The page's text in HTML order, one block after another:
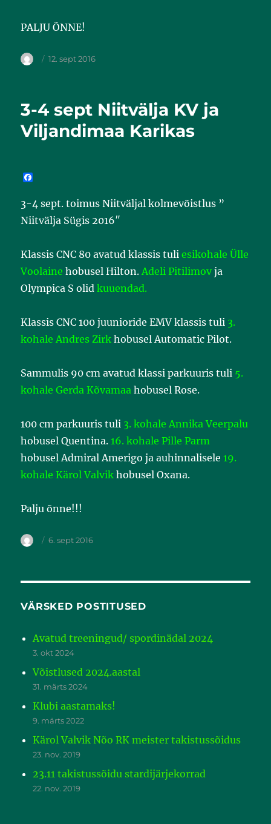
PALJU ÕNNE!
12. sept 2016
3-4 sept Niitvälja KV ja
Viljandimaa Karikas
e
b
o
3-4 sept. toimus Niitväljal kolmevõistlus ”
Niitvälja Sügis 2016″
Klassis CNC 80 avatud klassis tuliesikohale Ülle
Voolaine hobusel Hilton.Adeli Pitilimovja
Olympica S olidkuuendad.
Klassis CNC 100 juunioride EMV klassis tuli 3.
kohale Andres Zirk hobusel Automatic Pilot.
Sammulis 90 cm avatud klassi parkuuris tuli 5.
kohale Gerda Kõvamaa hobusel Rose.
100 cm parkuuris tuli 3. kohale Annika Veerpalu
hobusel Quentina.16. kohale Pille Parm
hobusel Admiral Amerigo ja auhinnalisele19.
kohale Kärol Valvik hobusel Oxana.
Palju õnne!!!
6. sept 2016
VÄRSKED POSTITUSED
Avatud treeningud/ spordinädal 2024
3. okt 2024
Võistlused 2024.aastal
31. märts 2024
Klubi aastamaks!
9. märts 2022
Kärol Valvik Nõo RK meister takistussõidus
23. nov. 2019
23.11 takistussõidu stardijärjekorrad
22. nov. 2019